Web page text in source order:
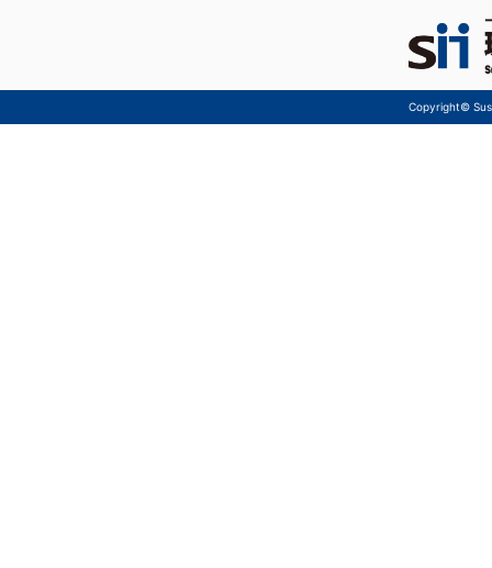
Copyright©